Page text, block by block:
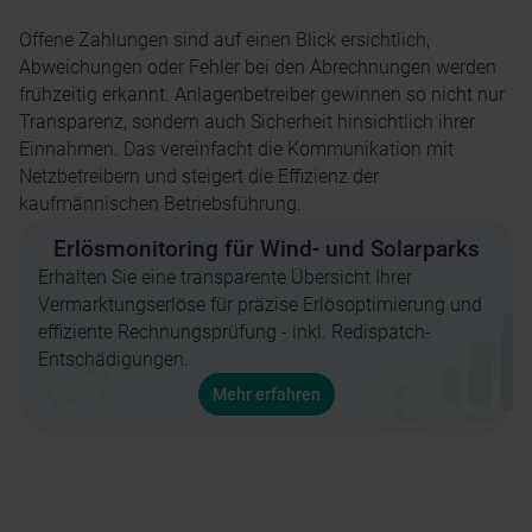
Offene Zahlungen sind auf einen Blick ersichtlich,
Abweichungen oder Fehler bei den Abrechnungen werden
frühzeitig erkannt. Anlagenbetreiber gewinnen so nicht nur
Transparenz, sondern auch Sicherheit hinsichtlich ihrer
Einnahmen. Das vereinfacht die Kommunikation mit
Netzbetreibern und steigert die Effizienz der
kaufmännischen Betriebsführung.
Erlösmonitoring für Wind- und Solarparks
Erhalten Sie eine transparente Übersicht Ihrer
Vermarktungserlöse für präzise Erlösoptimierung und
effiziente Rechnungsprüfung - inkl. Redispatch-
Entschädigungen.
Mehr erfahren